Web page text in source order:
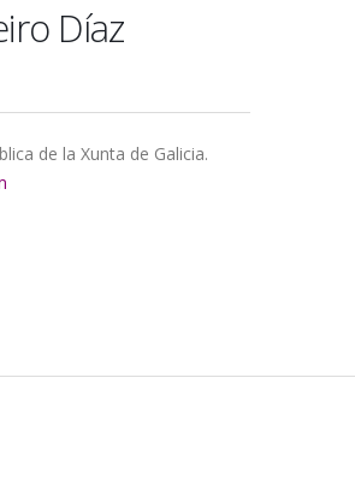
Díaz
de la Xunta de Galicia.